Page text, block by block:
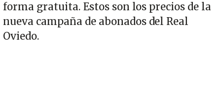
forma gratuita. Estos son los precios de la
nueva campaña de abonados del Real
Oviedo.